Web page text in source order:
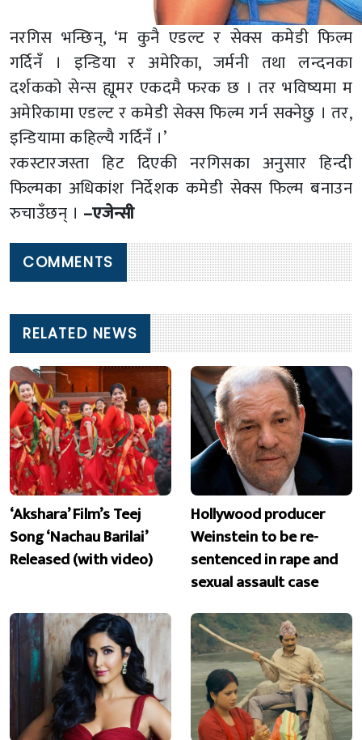
नरगिस भन्छिन्, ‘म कुनै एडल्ट र सेक्स कमेडी फिल्म
गर्दिनँ । इन्डिया र अमेरिका, जर्मनी तथा लन्दनका
दर्शकको सेन्स ह्यूमर एकदमै फरक छ । तर भविष्यमा म
अमेरिकामा एडल्ट र कमेडी सेक्स फिल्म गर्न सक्नेछु । तर,
इन्डियामा कहिल्यै गर्दिनँ ।’
रकस्टारजस्ता हिट दिएकी नरगिसका अनुसार हिन्दी
फिल्मका अधिकांश निर्देशक कमेडी सेक्स फिल्म बनाउन
रुचाउँछन् । –एजेन्सी
COMMENTS
RELATED NEWS
‘Akshara’ Film’s Teej
Song ‘Nachau Barilai’
Released (with video)
Hollywood producer
Weinstein to be re-
sentenced in rape and
sexual assault case